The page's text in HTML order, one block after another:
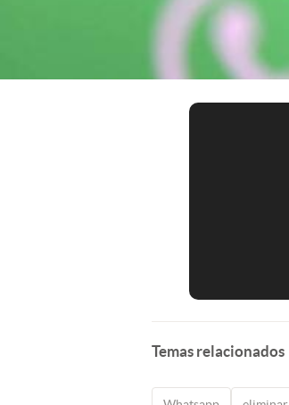
Temas relacionados